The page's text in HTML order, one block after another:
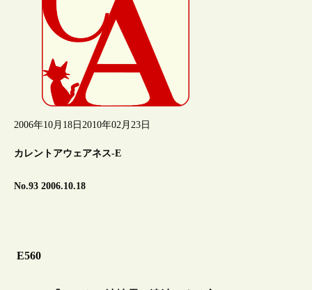
2006年10月18日 2010年02月23日
カレントアウェアネス-E
No.93 2006.10.18
E560